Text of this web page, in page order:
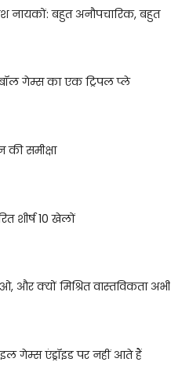
नायकों: बहुत अनौपचारिक, बहुत
गेम्स का एक ट्रिपल प्ले
की समीक्षा
शीर्ष 10 खेलों
और क्यों मिश्रित वास्तविकता अभी
गेम्स एंड्रॉइड पर नहीं आते हैं